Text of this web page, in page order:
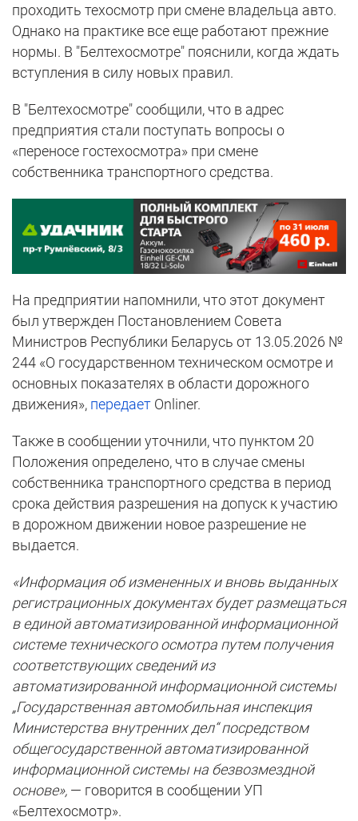
проходить техосмотр при смене владельца авто.
Однако на практике все еще работают прежние
нормы. В "Белтехосмотре" пояснили, когда ждать
вступления в силу новых правил.
В "Белтехосмотре" сообщили, что в адрес
предприятия стали поступать вопросы о
«переносе гостехосмотра» при смене
собственника транспортного средства.
На предприятии напомнили, что этот документ
был утвержден Постановлением Совета
Министров Республики Беларусь от 13.05.2026 №
244 «О государственном техническом осмотре и
основных показателях в области дорожного
движения», передает Onliner.
Также в сообщении уточнили, что пунктом 20
Положения определено, что в случае смены
собственника транспортного средства в период
срока действия разрешения на допуск к участию
в дорожном движении новое разрешение не
выдается.
«Информация об измененных и вновь выданных
регистрационных документах будет размещаться
в единой автоматизированной информационной
системе технического осмотра путем получения
соответствующих сведений из
автоматизированной информационной системы
„Государственная автомобильная инспекция
Министерства внутренних дел“ посредством
общегосударственной автоматизированной
информационной системы на безвозмездной
основе», — говорится в сообщении УП
«Белтехосмотр».